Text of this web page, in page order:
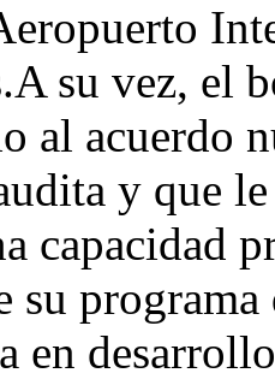
su vez, el
al acuerdo
y que
capacidad
su
en desarrollo